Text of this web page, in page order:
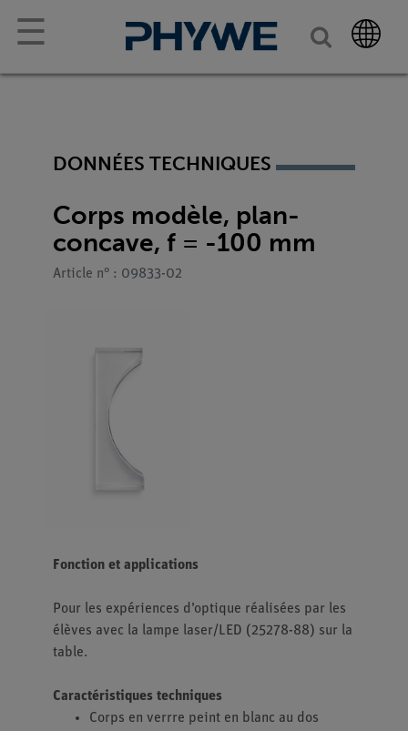
☰
DONNÉES TECHNIQUES
Corps modèle, plan-
concave, f = -100 mm
Article n° : 09833-02
Fonction et applications
Pour les expériences d’optique réalisées par les
élèves avec la lampe laser/LED (25278-88) sur la
table.
Caractéristiques techniques
Corps en verrre peint en blanc au dos